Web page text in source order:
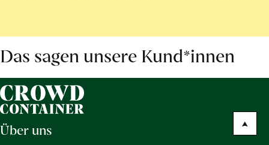
Das sagen unsere Kund*innen
Über uns